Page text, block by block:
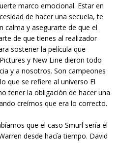
marco emocional. Estar en
de hacer una secuela, te
calma y asegurarte de que el
de que tienes al realizador
sostener la película que
y New Line dieron todo
y a nosotros. Son campeones
que se refiere al universo El
tener la obligación de hacer una
creímos que era lo correcto.
que el caso Smurl sería el
desde hacía tiempo. David